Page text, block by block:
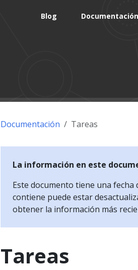
Blog Documentación
Documentación Tareas
La información en este
Este documento tiene una
contiene puede estar
obtener la información más
Tareas